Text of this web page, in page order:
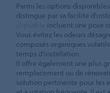
Parmi les options
distingue par sa facilité
incluent une pose
Vous évitez les odeurs
composés organiques
temps d'installation.
Il offre également une plus
remplacement ou de
solution pertinente pour les